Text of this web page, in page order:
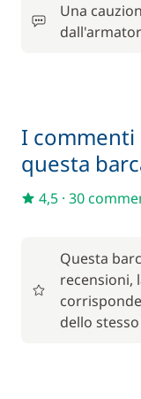
Lenzuola
Wifi
Costo One Way
Cuoco (pasti
Una
I
questa
4,5 · 30
Questa
recensioni,
dello